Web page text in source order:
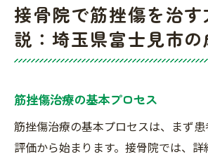
接骨院で筋挫傷を治
説：埼玉県富士見市
筋挫傷治療の基本プロセス
筋挫傷治療の基本プロセスは、まず
評価から始まります。接骨院では、